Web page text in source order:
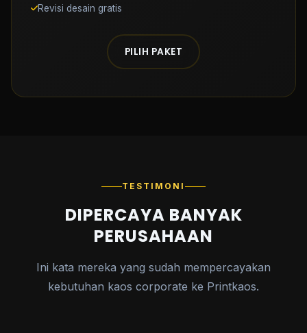
Revisi desain gratis
PILIH PAKET
TESTIMONI
DIPERCAYA BANYAK
PERUSAHAAN
Ini kata mereka yang sudah mempercayakan
kebutuhan kaos corporate ke Printkaos.